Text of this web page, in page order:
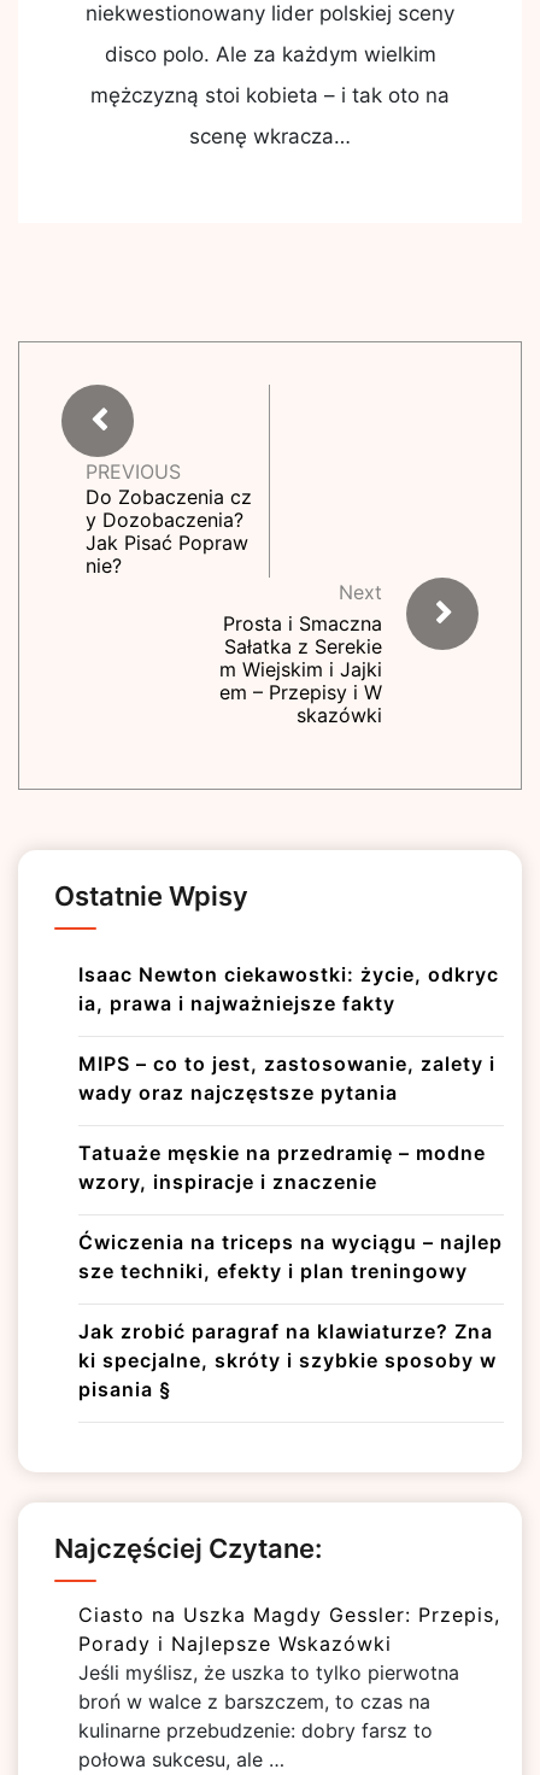
niekwestionowany lider polskiej sceny
disco polo. Ale za każdym wielkim
mężczyzną stoi kobieta – i tak oto na
scenę wkracza…
PREVIOUS
Do Zobaczenia cz
y Dozobaczenia?
Jak Pisać Popraw
nie?
Next
Prosta i Smaczna
Sałatka z Serekie
m Wiejskim i Jajki
em – Przepisy i W
skazówki
Ostatnie Wpisy
Isaac Newton ciekawostki: życie, odkryc
ia, prawa i najważniejsze fakty
MIPS – co to jest, zastosowanie, zalety i
wady oraz najczęstsze pytania
Tatuaże męskie na przedramię – modne
wzory, inspiracje i znaczenie
Ćwiczenia na triceps na wyciągu – najlep
sze techniki, efekty i plan treningowy
Jak zrobić paragraf na klawiaturze? Zna
ki specjalne, skróty i szybkie sposoby w
pisania §
Najczęściej Czytane:
Ciasto na Uszka Magdy Gessler: Przepis,
Porady i Najlepsze Wskazówki
Jeśli myślisz, że uszka to tylko pierwotna
broń w walce z barszczem, to czas na
kulinarne przebudzenie: dobry farsz to
połowa sukcesu, ale …